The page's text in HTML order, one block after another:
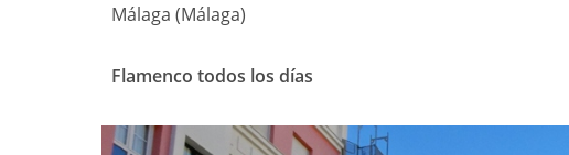
Málaga (Málaga)
Flamenco todos los días